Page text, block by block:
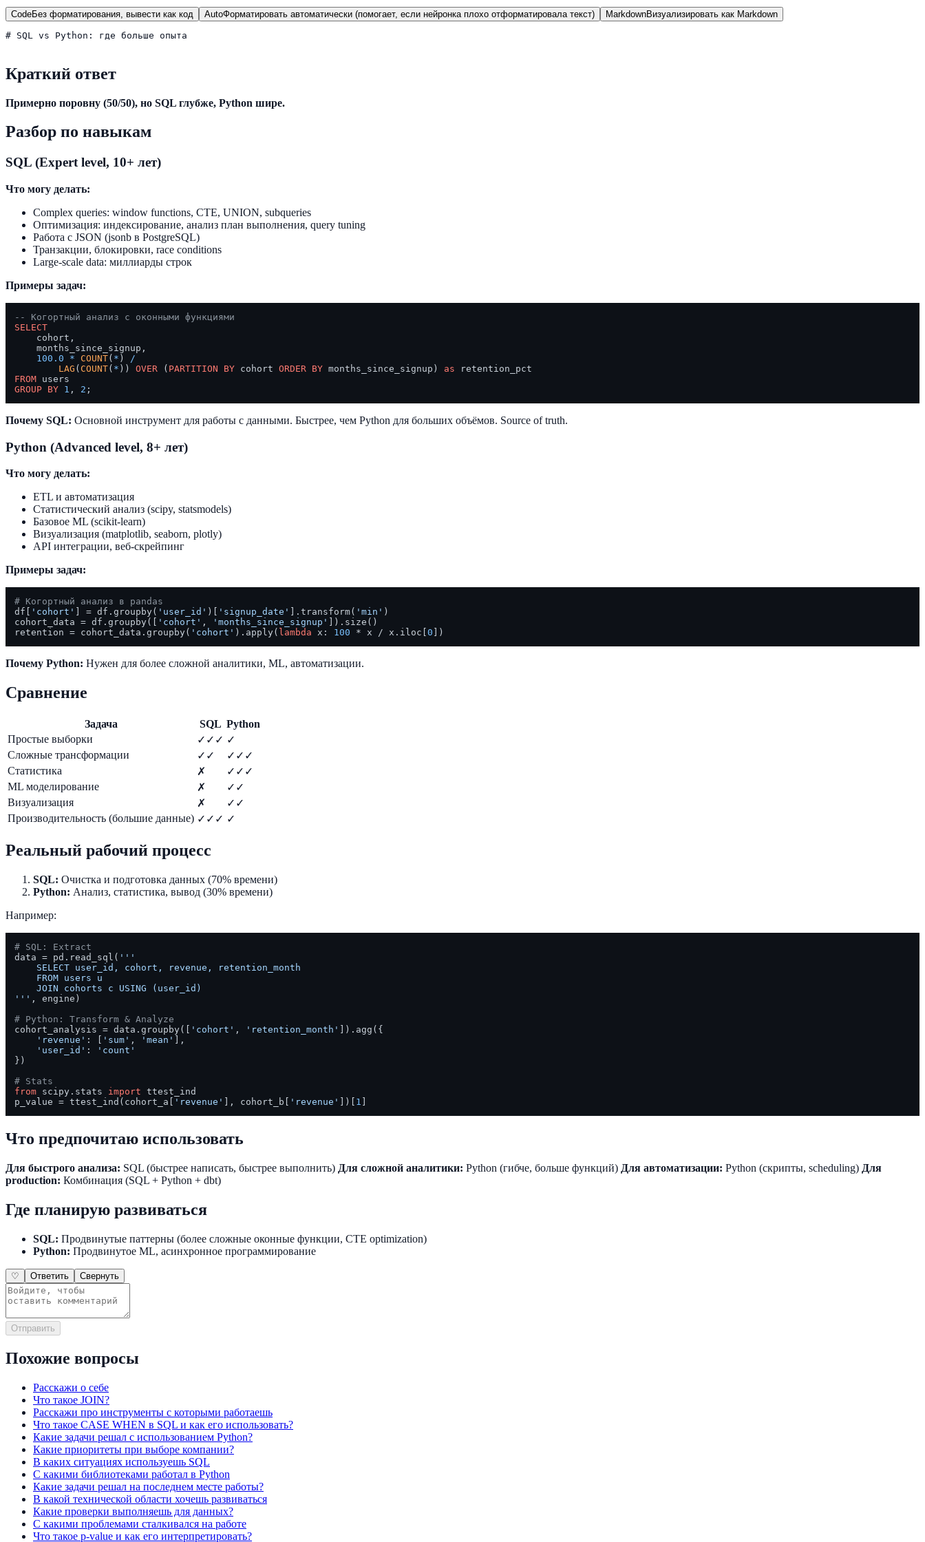
CodeБез форматирования, вывести как код AutoФорматировать автоматически (помогает, если нейронка плохо отформатировала текст) MarkdownВизуализировать как Markdown
# SQL vs Python: где больше опыта
Краткий ответ
Примерно поровну (50/50), но SQL глубже, Python шире.
Разбор по навыкам
SQL (Expert level, 10+ лет)
Что могу делать:
Complex queries: window functions, CTE, UNION, subqueries
Оптимизация: индексирование, анализ план выполнения, query tuning
Работа с JSON (jsonb в PostgreSQL)
Транзакции, блокировки, race conditions
Large-scale data: миллиарды строк
Примеры задач:
-- Когортный анализ с оконными функциями
SELECT
    cohort,
    months_since_signup,
100.0
* COUNT( * ) /
LAG ( COUNT( * )) OVER ( PARTITION BY cohort ORDER BY months_since_signup) as
FROM
GROUP BY 1 , 2
Почему SQL: Основной инструмент для работы с данными. Быстрее, чем Python для больших объёмов. Source of truth.
Python (Advanced level, 8+ лет)
Что могу делать:
ETL и автоматизация
Статистический анализ (scipy, statsmodels)
Базовое ML (scikit-learn)
Визуализация (matplotlib, seaborn, plotly)
API интеграции, веб-скрейпинг
Примеры задач:
# Когортный анализ в pandas
df[
'cohort' ] = df.groupby( 'user_id' )[ 'signup_date' ].transform( 'min' )
cohort_data = df.groupby([
'cohort' , 'months_since_signup'
]).size()
retention = cohort_data.groupby( 'cohort' ).apply( lambda x: 100 * x / x.iloc[ 0
Почему Python: Нужен для более сложной аналитики, ML, автоматизации.
Сравнение
Задача SQL Python
Простые выборки
✓✓✓ ✓
Сложные трансформации
✓✓
✓✓✓
Статистика
✗
✓✓✓
ML моделирование
✗
✓✓
Визуализация
✗
✓✓
Производительность (большие данные) ✓✓✓ ✓
Реальный рабочий процесс
SQL: Очистка и подготовка данных (70% времени)
Python: Анализ, статистика, вывод (30% времени)
Например:
# SQL: Extract
data = pd.read_sql( '''
    SELECT user_id, cohort, revenue, retention_month
    FROM users u
    JOIN cohorts c USING (user_id)
''' , engine)
# Python: Transform & Analyze
cohort_analysis = data.groupby([
'cohort' , 'retention_month'
]).agg({
'revenue' : [ 'sum' , 'mean'
],
'user_id' :
'count'
})
# Stats
from scipy.stats import ttest_ind
p_value = ttest_ind(cohort_a[
'revenue' ], cohort_b[ 'revenue' ])[ 1
Что предпочитаю использовать
Для быстрого анализа: SQL (быстрее написать, быстрее выполнить) Для сложной аналитики: Python (гибче, больше функций) Для автоматизации: Python (скрипты, scheduling) Для
production: Комбинация (SQL + Python + dbt)
Где планирую развиваться
SQL: Продвинутые паттерны (более сложные оконные функции, CTE optimization)
Python: Продвинутое ML, асинхронное программирование
♡ Ответить Свернуть
Отправить
Похожие вопросы
Расскажи о себе
Что такое JOIN?
Расскажи про инструменты с которыми работаешь
Что такое CASE WHEN в SQL и как его использовать?
Какие задачи решал с использованием Python?
Какие приоритеты при выборе компании?
В каких ситуациях используешь SQL
С какими библиотеками работал в Python
Какие задачи решал на последнем месте работы?
В какой технической области хочешь развиваться
Какие проверки выполняешь для данных?
С какими проблемами сталкивался на работе
Что такое p-value и как его интерпретировать?